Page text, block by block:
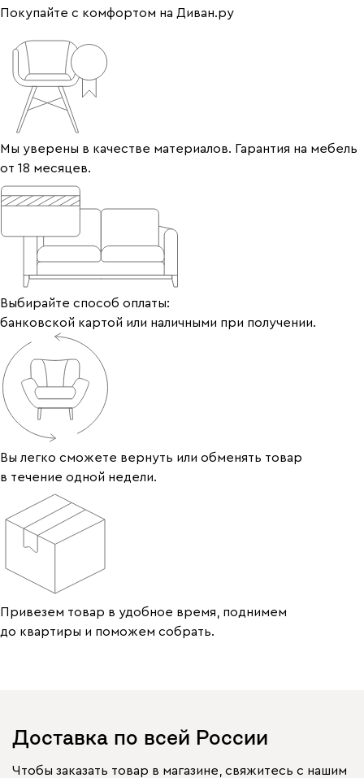
Покупайте с комфортом на Диван.ру
Мы уверены в качестве материалов. Гарантия на мебель
от 18 месяцев.
Выбирайте способ оплаты:
банковской картой или наличными при получении.
Вы легко сможете вернуть или обменять товар
в течение одной недели.
Привезем товар в удобное время, поднимем
до квартиры и поможем собрать.
Доставка по всей России
Чтобы заказать товар в магазине, свяжитесь с нашим